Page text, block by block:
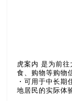
虎案内 是为前
食、购物等购物
・可用于中长期
地居民的实际体